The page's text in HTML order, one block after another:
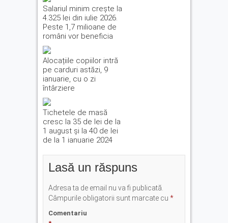
Salariul minim crește la
4.325 lei din iulie 2026.
Peste 1,7 milioane de
români vor beneficia
Alocațiile copiilor intră
pe carduri astăzi, 9
ianuarie, cu o zi
întârziere
Tichetele de masă
cresc la 35 de lei de la
1 august și la 40 de lei
de la 1 ianuarie 2024
Lasă un răspuns
Adresa ta de email nu va fi publicată.
Câmpurile obligatorii sunt marcate cu *
Comentariu